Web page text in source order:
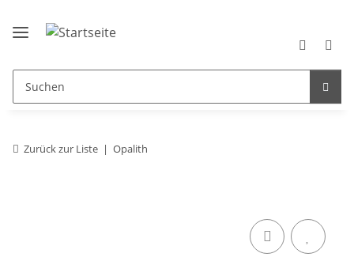
Zurück zur Liste Opalith